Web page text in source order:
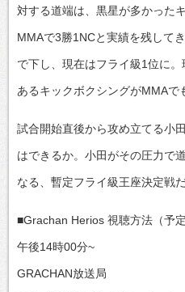
対する道端は、黒星が多かった
MMAで3勝1NCと実績を残して
で下し、現在はフライ級1位に
あるキックボクシングがMMAで
試合開始直後から攻め立てる小
はできるか。小田がその圧力で
なる、暫定フライ級王座決定戦だ
■Grachan Herios 視聴方法（予定
午後14時00分~
GRACHAN放送局